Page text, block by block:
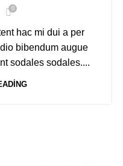
0
hac mi dui a per
bibendum augue
sodales sodales....